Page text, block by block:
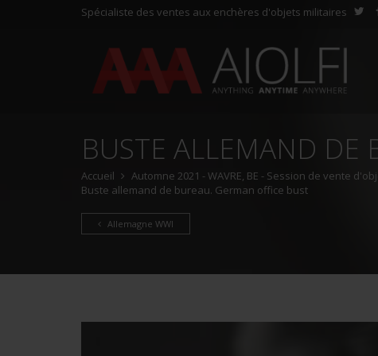
Spécialiste des ventes aux enchères d'objets militaires
BUSTE ALLEMAND DE
Accueil Automne 2021 - WAVRE, BE - Session de vente
Buste allemand de bureau. German office bust
Allemagne WWI